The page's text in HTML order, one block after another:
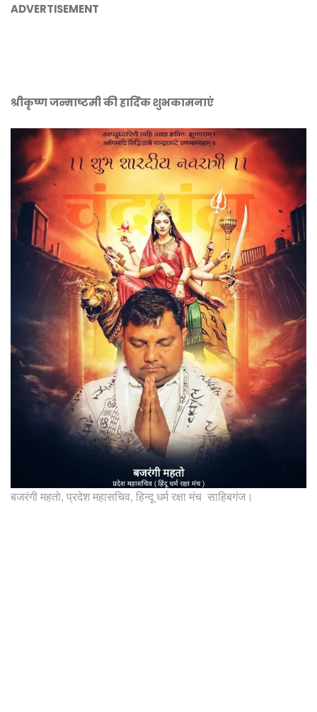
ADVERTISEMENT
श्रीकृष्ण जन्माष्टमी की हार्दिक शुभकामनाएं
बजरंगी महतो, प्रदेश महासचिव, हिन्दू धर्म रक्षा मंच साहिबगंज।